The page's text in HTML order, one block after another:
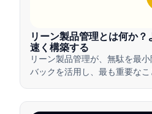
リーン製品管理とは何か？
速く構築する
リーン製品管理が、無駄を最
バックを活用し、最も重要な